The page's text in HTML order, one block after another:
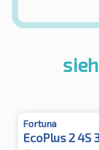
Fortuna
EcoPlus 2 4S